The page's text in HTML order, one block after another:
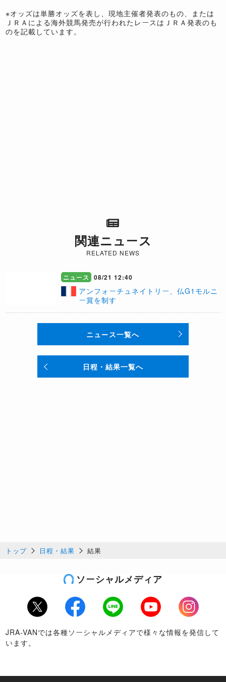
※オッズは単勝オッズを表し、現地主催者発表のもの、または
ＪＲＡによる海外競馬発売が行われたレースはＪＲＡ発表のも
のを記載しています。
関連ニュース
RELATED NEWS
ニュース 08/21 12:40
​アンフォーチュネイトリー、仏G1モルニ
ー賞を制す
ニュース一覧へ
日程・結果一覧へ
トップ 日程・結果 結果
ソーシャルメディア
Twitter Facebook LINE Youtube
Instagram
JRA-VANでは各種ソーシャルメディアで様々な情報を発信して
います。